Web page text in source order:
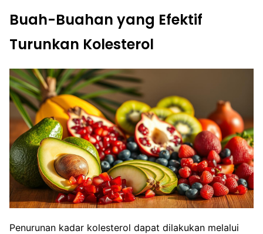
Buah-Buahan yang Efektif
Turunkan Kolesterol
Penurunan kadar kolesterol dapat dilakukan melalui